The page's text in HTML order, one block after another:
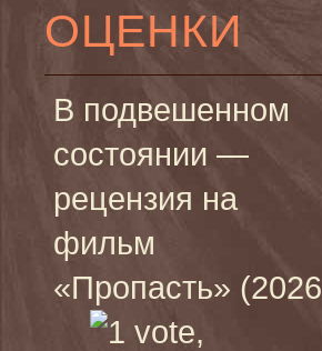
ОЦЕНКИ
В подвешенном
состоянии —
рецензия на
фильм
«Пропасть» (2026